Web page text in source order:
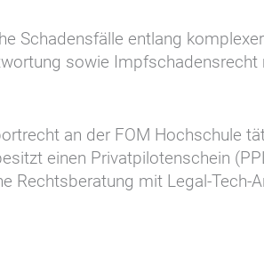
Schadensfälle entlang
sowie Impfschadensrecht
an der FOM Hochschule
einen Privatpilotenschein
Rechtsberatung mit Legal-Tech-